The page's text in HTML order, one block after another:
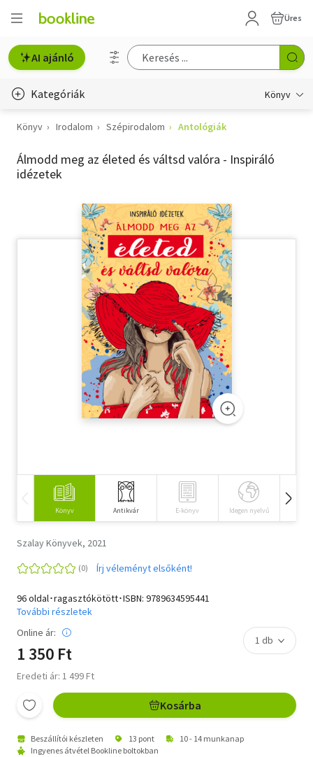
Üres
AI ajánló
Kategóriák Könyv
Életmód, egészség
Erotika
Hobbi, szabadidő
Szótár, nyelvkönyv
Tankönyv, segédkönyv
Társadalomtudomány
Könyv Irodalom Szépirodalom Antológiák
Álmodd meg az életed és váltsd valóra - Inspiráló
idézetek
Könyv Antikvár E-könyv Idegen nyelvű
Szalay Könyvek, 2021
Írj véleményt elsőként!
96 oldal･ragasztókötött･ISBN: 9789634595441
További részletek
Online ár:
1 350 Ft
Eredeti ár: 1 499 Ft
Kosárba
Beszállítói készleten 13 pont
10 - 14 munkanap
Ingyenes átvétel Bookline boltokban